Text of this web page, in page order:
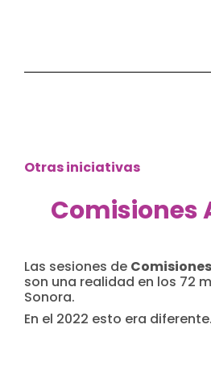
Otras iniciativas
Comisiones
Las sesiones de
son una realidad en los 72
Sonora.
En el 2022 esto era diferente.